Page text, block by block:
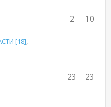
[18],
10
2
23
23